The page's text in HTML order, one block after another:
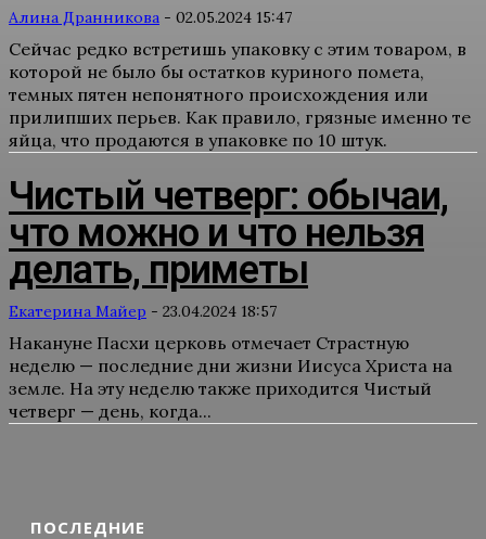
ПОСЛЕДНИЕ
Алина Дранникова - 02.05.2024 15:47
Сейчас редко встретишь упаковку с этим товаром, в
которой не было бы остатков куриного помета,
темных пятен непонятного происхождения или
прилипших перьев. Как правило, грязные именно те
яйца, что продаются в упаковке по 10 штук.
Чистый четверг: обычаи,
что можно и что нельзя
делать, приметы
Екатерина Майер - 23.04.2024 18:57
Накануне Пасхи церковь отмечает Страстную
неделю — последние дни жизни Иисуса Христа на
земле. На эту неделю также приходится Чистый
четверг — день, когда...